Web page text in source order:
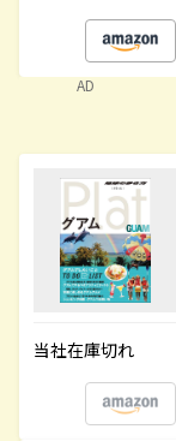
AD
当社在庫切れ